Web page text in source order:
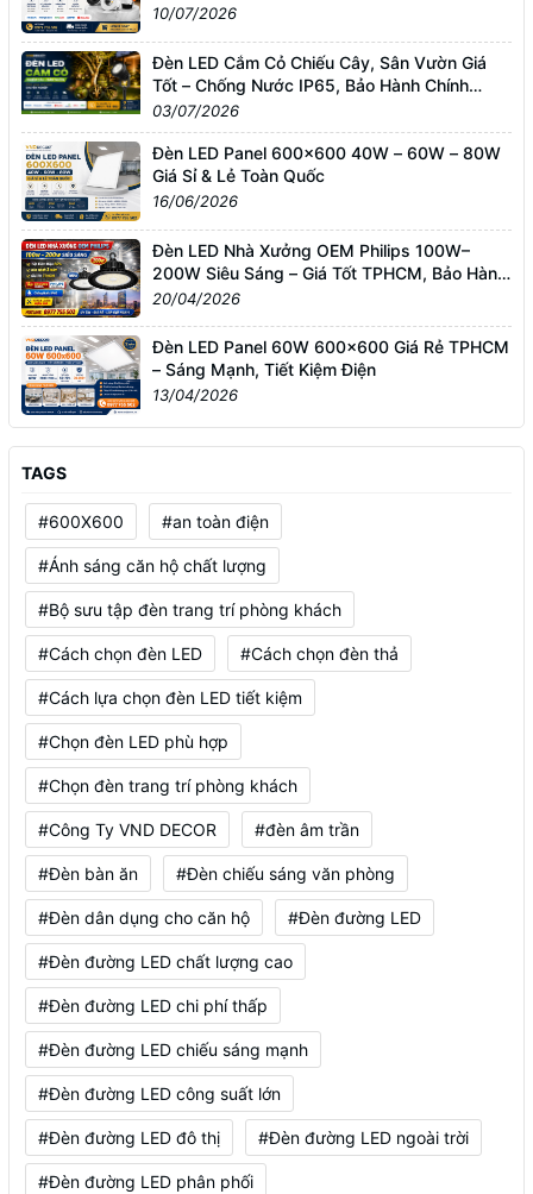
10/07/2026
Đèn LED Cắm Cỏ Chiếu Cây, Sân Vườn Giá
Tốt – Chống Nước IP65, Bảo Hành Chính
Hãng
03/07/2026
Đèn LED Panel 600x600 40W – 60W – 80W
Giá Sỉ & Lẻ Toàn Quốc
16/06/2026
Đèn LED Nhà Xưởng OEM Philips 100W–
200W Siêu Sáng – Giá Tốt TPHCM, Bảo Hành
3 Năm
20/04/2026
Đèn LED Panel 60W 600x600 Giá Rẻ TPHCM
– Sáng Mạnh, Tiết Kiệm Điện
13/04/2026
TAGS
#600X600 #an toàn điện
#Ánh sáng căn hộ chất lượng
#Bộ sưu tập đèn trang trí phòng khách
#Cách chọn đèn LED #Cách chọn đèn thả
#Cách lựa chọn đèn LED tiết kiệm
#Chọn đèn LED phù hợp
#Chọn đèn trang trí phòng khách
#Công Ty VND DECOR #đèn âm trần
#Đèn bàn ăn #Đèn chiếu sáng văn phòng
#Đèn dân dụng cho căn hộ #Đèn đường LED
#Đèn đường LED chất lượng cao
#Đèn đường LED chi phí thấp
#Đèn đường LED chiếu sáng mạnh
#Đèn đường LED công suất lớn
#Đèn đường LED đô thị #Đèn đường LED ngoài trời
#Đèn đường LED phân phối